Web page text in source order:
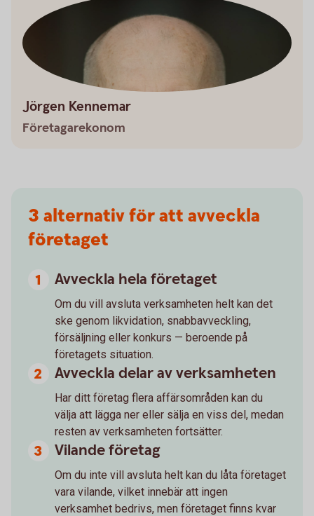
Jörgen Kennemar
Företagarekonom
3 alternativ för att avveckla
företaget
Avveckla hela företaget
Om du vill avsluta verksamheten helt kan det
ske genom likvidation, snabbavveckling,
försäljning eller konkurs — beroende på
företagets situation.
Avveckla delar av verksamheten
Har ditt företag flera affärsområden kan du
välja att lägga ner eller sälja en viss del, medan
resten av verksamheten fortsätter.
Vilande företag
Om du inte vill avsluta helt kan du låta företaget
vara vilande, vilket innebär att ingen
verksamhet bedrivs, men företaget finns kvar